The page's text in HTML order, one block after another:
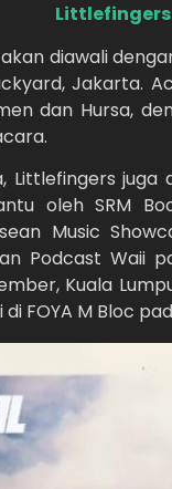
Littlefingers
diawali
Jakarta.
dan Hursa,
Littlefingers
oleh SRM
Music
Podcast Waii
Kuala
FOYA M Bloc